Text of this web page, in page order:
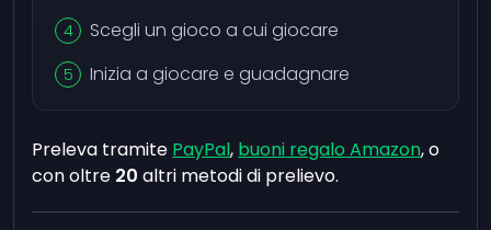
Scegli un gioco a cui giocare
Inizia a giocare e guadagnare
Preleva tramite PayPal, buoni regalo Amazon, o
con oltre 20 altri metodi di prelievo.